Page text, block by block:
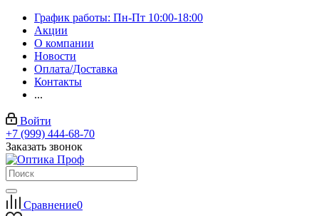
График работы: Пн-Пт 10:00-18:00
Акции
О компании
Новости
Оплата/Доставка
Контакты
...
Войти
+7 (999) 444-68-70
Заказать звонок
Сравнение0